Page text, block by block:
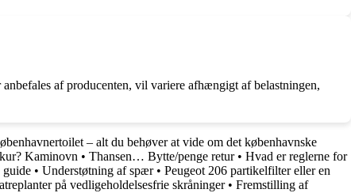
af producenten, vil variere afhængigt af belastningen,
– alt du behøver at vide om det københavnske
Kaminovn • Thansen… Bytte/penge retur• Hvad er reglerne for
guide • Understøtning af spær• Peugeot 206 partikelfilter eller en
på vedligeholdelsesfrie skråninger• Fremstilling af